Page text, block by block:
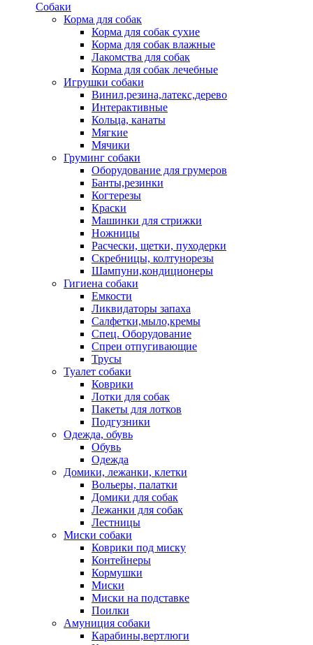
Собаки
Корма для собак
Корма для собак сухие
Корма для собак влажные
Лакомства для собак
Корма для собак лечебные
Игрушки собаки
Винил,резина,латекс,дерево
Интерактивные
Кольца, канаты
Мягкие
Мячики
Груминг собаки
Оборудование для грумеров
Банты,резинки
Когтерезы
Краски
Машинки для стрижки
Ножницы
Расчески, щетки, пуходерки
Скребницы, колтунорезы
Шампуни,кондиционеры
Гигиена собаки
Емкости
Ликвидаторы запаха
Салфетки,мыло,кремы
Спец. Оборудование
Спреи отпугивающие
Трусы
Туалет собаки
Коврики
Лотки для собак
Пакеты для лотков
Подгузники
Одежда, обувь
Обувь
Одежда
Домики, лежанки, клетки
Вольеры, палатки
Домики для собак
Лежанки для собак
Лестницы
Миски собаки
Коврики под миску
Контейнеры
Кормушки
Миски
Миски на подставке
Поилки
Амуниция собаки
Карабины,вертлюги